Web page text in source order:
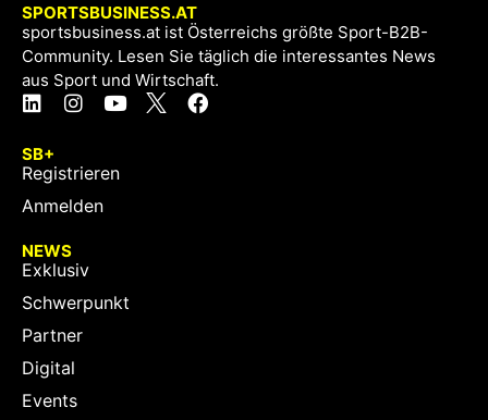
SPORTSBUSINESS.AT
sportsbusiness.at ist Österreichs größte Sport-B2B-
Community. Lesen Sie täglich die interessantes News
aus Sport und Wirtschaft.
SB+
Registrieren
Anmelden
NEWS
Exklusiv
Schwerpunkt
Partner
Digital
Events